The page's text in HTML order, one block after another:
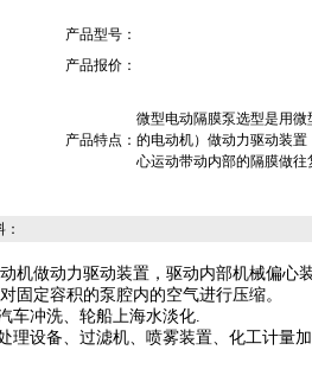
产品型号：
产品报价：
产品特点：
微型电动隔膜泵选型是用
的电动机）做动力驱动装
心运动带动内部的隔膜做往
机做动力驱动装置，驱动内部机械偏心
固定容积的泵腔内的空气进行压缩。
车冲洗、轮船上海水淡化.
理设备、过滤机、喷雾装置、化工计量